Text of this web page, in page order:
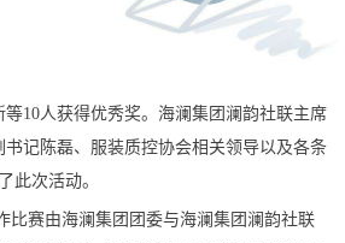
10人获得优秀奖。海澜集团澜韵社联主席
记陈磊、服装质控协会相关领导以及各条
此次活动。
赛由海澜集团团委与海澜集团澜韵社联